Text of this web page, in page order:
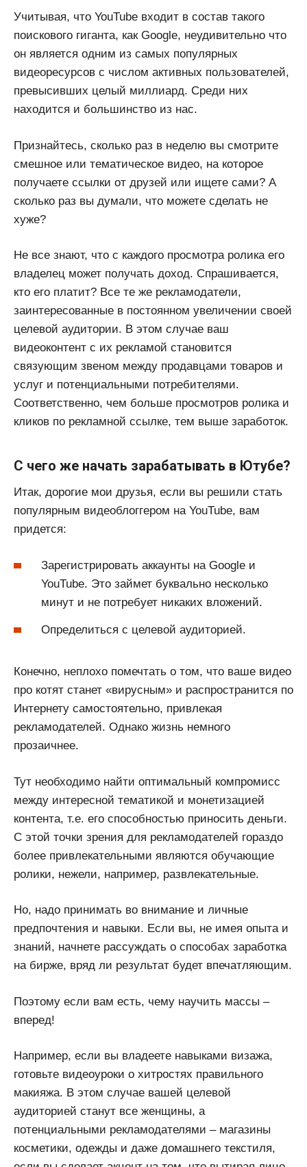
Учитывая, что YouTube входит в состав такого
поискового гиганта, как Google, неудивительно что
он является одним из самых популярных
видеоресурсов с числом активных пользователей,
превысивших целый миллиард. Среди них
находится и большинство из нас.
Признайтесь, сколько раз в неделю вы смотрите
смешное или тематическое видео, на которое
получаете ссылки от друзей или ищете сами? А
сколько раз вы думали, что можете сделать не
хуже?
Не все знают, что с каждого просмотра ролика его
владелец может получать доход. Спрашивается,
кто его платит? Все те же рекламодатели,
заинтересованные в постоянном увеличении своей
целевой аудитории. В этом случае ваш
видеоконтент с их рекламой становится
связующим звеном между продавцами товаров и
услуг и потенциальными потребителями.
Соответственно, чем больше просмотров ролика и
кликов по рекламной ссылке, тем выше заработок.
С чего же начать зарабатывать в Ютубе?
Итак, дорогие мои друзья, если вы решили стать
популярным видеоблоггером на YouTube, вам
придется:
Зарегистрировать аккаунты на Google и
YouTube. Это займет буквально несколько
минут и не потребует никаких вложений.
Определиться с целевой аудиторией.
Конечно, неплохо помечтать о том, что ваше видео
про котят станет «вирусным» и распространится по
Интернету самостоятельно, привлекая
рекламодателей. Однако жизнь немного
прозаичнее.
Тут необходимо найти оптимальный компромисс
между интересной тематикой и монетизацией
контента, т.е. его способностью приносить деньги.
С этой точки зрения для рекламодателей гораздо
более привлекательными являются обучающие
ролики, нежели, например, развлекательные.
Но, надо принимать во внимание и личные
предпочтения и навыки. Если вы, не имея опыта и
знаний, начнете рассуждать о способах заработка
на бирже, вряд ли результат будет впечатляющим.
Поэтому если вам есть, чему научить массы –
вперед!
Например, если вы владеете навыками визажа,
готовьте видеоуроки о хитростях правильного
макияжа. В этом случае вашей целевой
аудиторией станут все женщины, а
потенциальными рекламодателями – магазины
косметики, одежды и даже домашнего текстиля,